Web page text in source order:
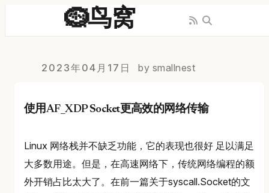
🪹鸟窝
2023年04月17日 by smallnest
使用AF_XDP Socket更高效的网络传输
Linux 网络栈并不缺乏功能，它的表现也很好 足以满足
大多数用途。但是，在高速网络下，传统网络编程的额
外开销占比太大了。在前一篇关于syscall.Socket的文